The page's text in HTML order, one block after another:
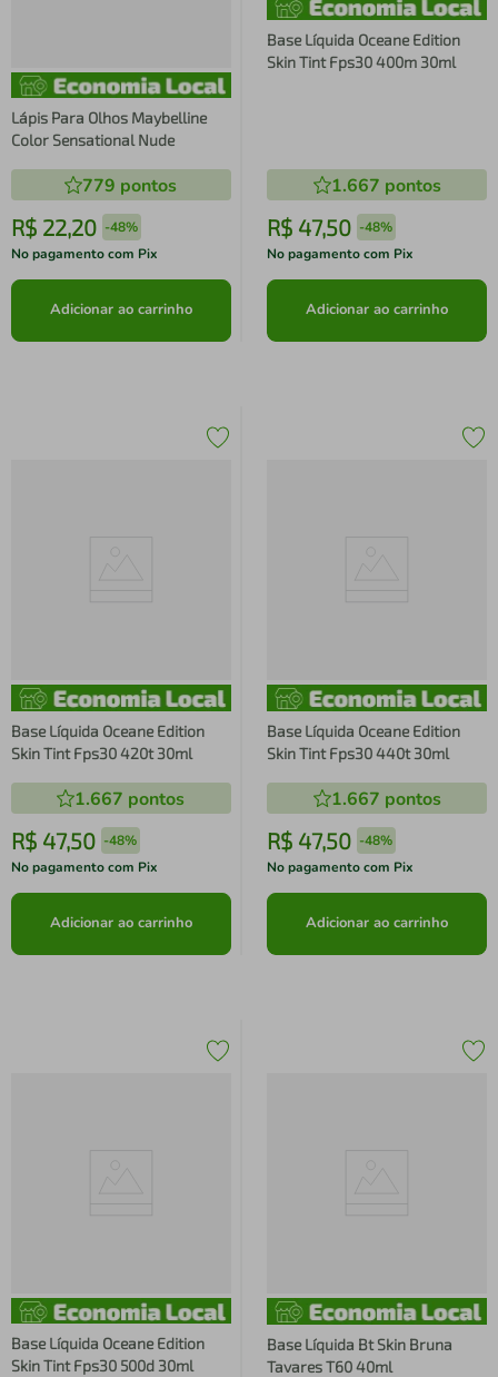
Lápis Para Olhos Maybelline
Color Sensational Nude
779 pontos
R$ 22,20 -48%
No pagamento com Pix
Adicionar ao carrinho
Base Líquida Oceane Edition
Skin Tint Fps30 400m 30ml
1.667 pontos
R$ 47,50 -48%
No pagamento com Pix
Adicionar ao carrinho
Base Líquida Oceane Edition
Skin Tint Fps30 420t 30ml
1.667 pontos
R$ 47,50 -48%
No pagamento com Pix
Adicionar ao carrinho
Base Líquida Oceane Edition
Skin Tint Fps30 440t 30ml
1.667 pontos
R$ 47,50 -48%
No pagamento com Pix
Adicionar ao carrinho
Base Líquida Oceane Edition
Skin Tint Fps30 500d 30ml
Base Líquida Bt Skin Bruna
Tavares T60 40ml